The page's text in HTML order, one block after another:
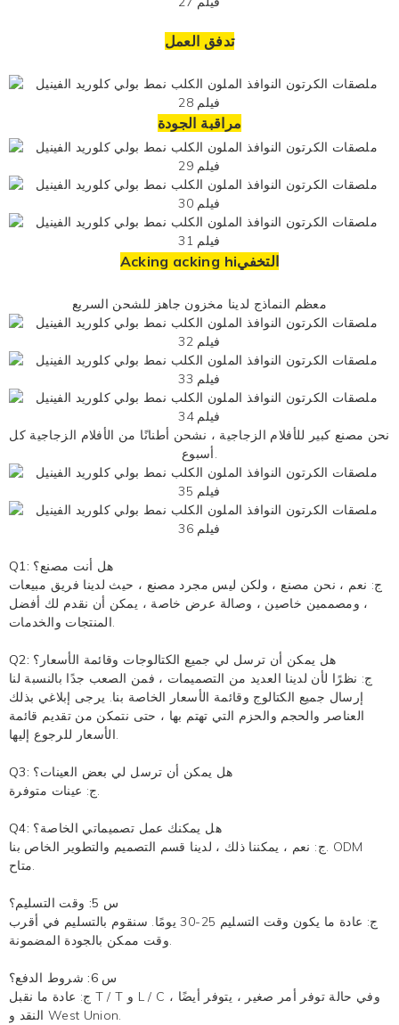
تدفق العمل
مراقبة الجودة
Acking acking hiالتخفي
معظم النماذج لدينا مخزون جاهز للشحن السريع
نحن مصنع كبير للأفلام الزجاجية ، نشحن أطنانًا من الأفلام الزجاجية كل
أسبوع.
Q1: هل أنت مصنع؟
ج: نعم ، نحن مصنع ، ولكن ليس مجرد مصنع ، حيث لدينا فريق مبيعات
، ومصممين خاصين ، وصالة عرض خاصة ، يمكن أن نقدم لك أفضل
المنتجات والخدمات.
Q2: هل يمكن أن ترسل لي جميع الكتالوجات وقائمة الأسعار؟
ج: نظرًا لأن لدينا العديد من التصميمات ، فمن الصعب جدًا بالنسبة لنا
إرسال جميع الكتالوج وقائمة الأسعار الخاصة بنا. يرجى إبلاغي بذلك
العناصر والحجم والحزم التي تهتم بها ، حتى نتمكن من تقديم قائمة
الأسعار للرجوع إليها.
Q3: هل يمكن أن ترسل لي بعض العينات؟
ج: عينات متوفرة.
Q4: هل يمكنك عمل تصميماتي الخاصة؟
ج: نعم ، يمكننا ذلك ، لدينا قسم التصميم والتطوير الخاص بنا. ODM
متاح.
س 5: وقت التسليم؟
ج: عادة ما يكون وقت التسليم 25-30 يومًا. سنقوم بالتسليم في أقرب
وقت ممكن بالجودة المضمونة.
س 6: شروط الدفع؟
ج: عادة ما نقبل T / T و L / C ، وفي حالة توفر أمر صغير ، يتوفر أيضًا
النقد و West Union.